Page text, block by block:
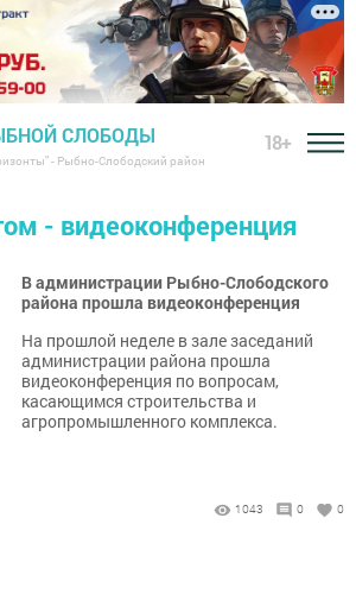
СЛОБОДЫ
- Рыбно-Слободский район
18+
- видеоконференция
В администрации Рыбно-Слободского
района прошла видеоконференция
На прошлой неделе в зале заседаний
администрации района прошла
видеоконференция по вопросам,
касающимся строительства и
агропромышленного комплекса.
1043 0 0